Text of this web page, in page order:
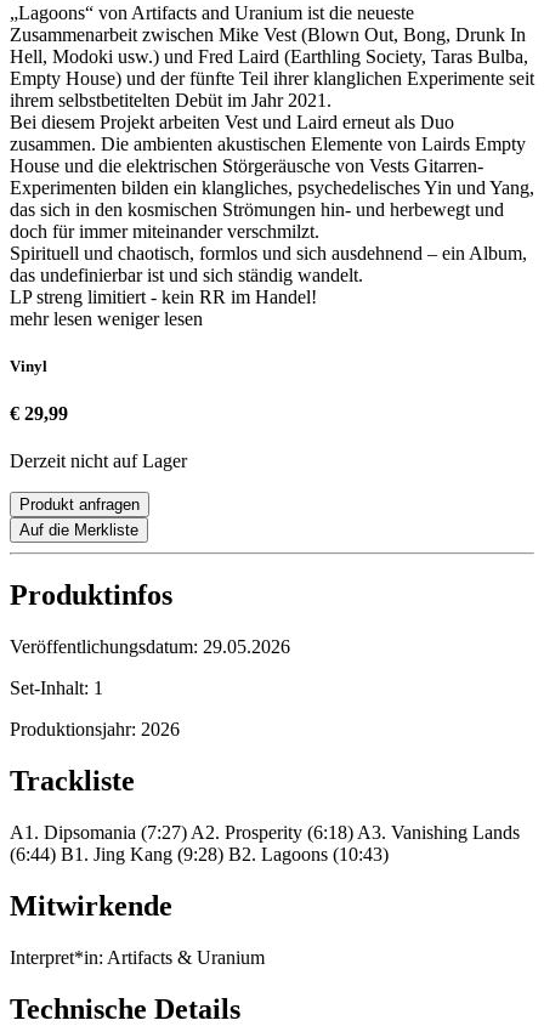
„Lagoons“ von Artifacts and Uranium ist die neueste
Zusammenarbeit zwischen Mike Vest (Blown Out, Bong, Drunk In
Hell, Modoki usw.) und Fred Laird (Earthling Society, Taras Bulba,
Empty House) und der fünfte Teil ihrer klanglichen Experimente seit
ihrem selbstbetitelten Debüt im Jahr 2021.
Bei diesem Projekt arbeiten Vest und Laird erneut als Duo
zusammen. Die ambienten akustischen Elemente von Lairds Empty
House und die elektrischen Störgeräusche von Vests Gitarren-
Experimenten bilden ein klangliches, psychedelisches Yin und Yang,
das sich in den kosmischen Strömungen hin- und herbewegt und
doch für immer miteinander verschmilzt.
Spirituell und chaotisch, formlos und sich ausdehnend – ein Album,
das undefinierbar ist und sich ständig wandelt.
LP streng limitiert - kein RR im Handel!
mehr lesen weniger lesen
Vinyl
€ 29,99
Derzeit nicht auf Lager
Produkt anfragen
Auf die Merkliste
Produktinfos
Veröffentlichungsdatum: 29.05.2026
Set-Inhalt: 1
Produktionsjahr: 2026
Trackliste
A1. Dipsomania (7:27) A2. Prosperity (6:18) A3. Vanishing Lands
(6:44) B1. Jing Kang (9:28) B2. Lagoons (10:43)
Mitwirkende
Interpret*in: Artifacts & Uranium
Technische Details